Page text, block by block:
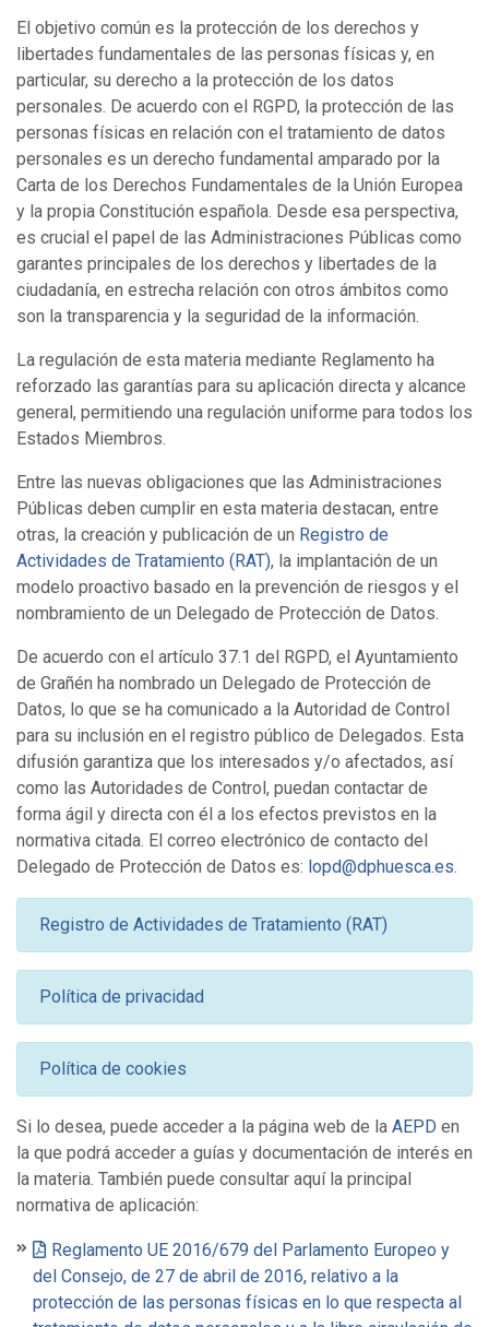
El objetivo común es la protección de los derechos y
libertades fundamentales de las personas físicas y, en
particular, su derecho a la protección de los datos
personales. De acuerdo con el RGPD, la protección de las
personas físicas en relación con el tratamiento de datos
personales es un derecho fundamental amparado por la
Carta de los Derechos Fundamentales de la Unión Europea
y la propia Constitución española. Desde esa perspectiva,
es crucial el papel de las Administraciones Públicas como
garantes principales de los derechos y libertades de la
ciudadanía, en estrecha relación con otros ámbitos como
son la transparencia y la seguridad de la información.
La regulación de esta materia mediante Reglamento ha
reforzado las garantías para su aplicación directa y alcance
general, permitiendo una regulación uniforme para todos los
Estados Miembros.
Entre las nuevas obligaciones que las Administraciones
Públicas deben cumplir en esta materia destacan, entre
otras, la creación y publicación de un Registro de
Actividades de Tratamiento (RAT), la implantación de un
modelo proactivo basado en la prevención de riesgos y el
nombramiento de un Delegado de Protección de Datos.
De acuerdo con el artículo 37.1 del RGPD, el Ayuntamiento
de Grañén ha nombrado un Delegado de Protección de
Datos, lo que se ha comunicado a la Autoridad de Control
para su inclusión en el registro público de Delegados. Esta
difusión garantiza que los interesados y/o afectados, así
como las Autoridades de Control, puedan contactar de
forma ágil y directa con él a los efectos previstos en la
normativa citada. El correo electrónico de contacto del
Delegado de Protección de Datos es: lopd@dphuesca.es.
Registro de Actividades de Tratamiento (RAT)
Política de privacidad
Política de cookies
Si lo desea, puede acceder a la página web de la AEPD en
la que podrá acceder a guías y documentación de interés en
la materia. También puede consultar aquí la principal
normativa de aplicación:
Reglamento UE 2016/679 del Parlamento Europeo y
del Consejo, de 27 de abril de 2016, relativo a la
protección de las personas físicas en lo que respecta al